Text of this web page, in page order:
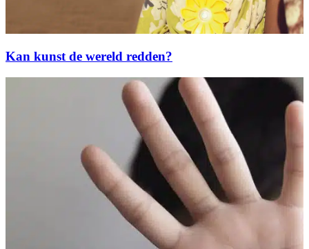
Kan kunst de wereld redden?